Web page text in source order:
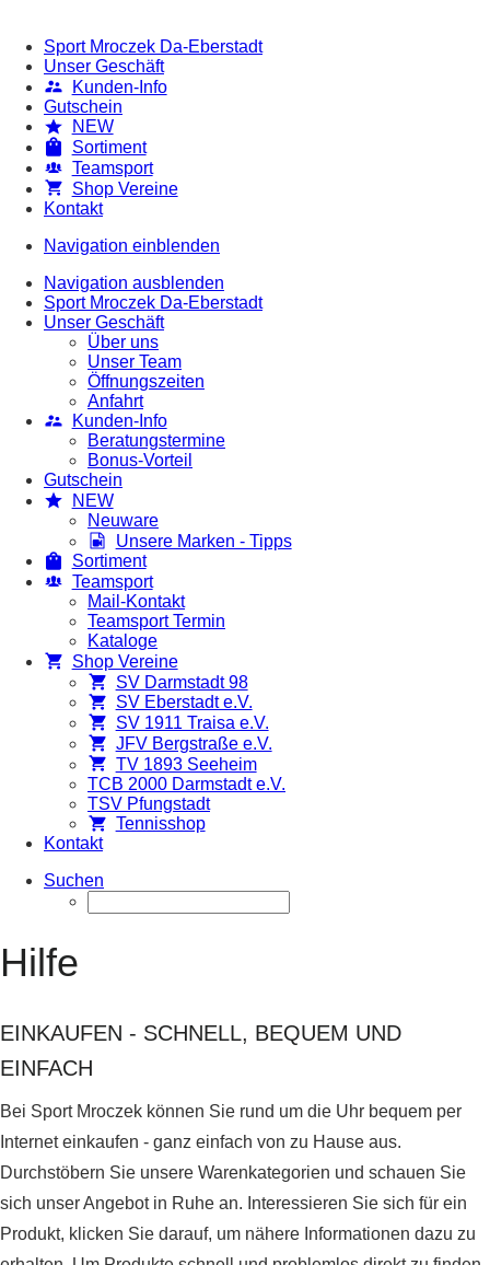
Sport Mroczek Da-Eberstadt
Unser Geschäft
Kunden-Info
Gutschein
NEW
Sortiment
Teamsport
Shop Vereine
Kontakt
Navigation einblenden
Navigation ausblenden
Sport Mroczek Da-Eberstadt
Unser Geschäft
Über uns
Unser Team
Öffnungszeiten
Anfahrt
Kunden-Info
Beratungstermine
Bonus-Vorteil
Gutschein
NEW
Neuware
Unsere Marken - Tipps
Sortiment
Teamsport
Mail-Kontakt
Teamsport Termin
Kataloge
Shop Vereine
SV Darmstadt 98
SV Eberstadt e.V.
SV 1911 Traisa e.V.
JFV Bergstraße e.V.
TV 1893 Seeheim
TCB 2000 Darmstadt e.V.
TSV Pfungstadt
Tennisshop
Kontakt
Suchen
Hilfe
EINKAUFEN - SCHNELL, BEQUEM UND
EINFACH
Bei Sport Mroczek können Sie rund um die Uhr bequem per
Internet einkaufen - ganz einfach von zu Hause aus.
Durchstöbern Sie unsere Warenkategorien und schauen Sie
sich unser Angebot in Ruhe an. Interessieren Sie sich für ein
Produkt, klicken Sie darauf, um nähere Informationen dazu zu